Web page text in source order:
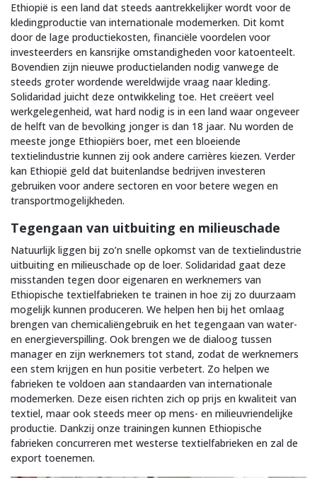
Ethiopië is een land dat steeds aantrekkelijker wordt voor de
kledingproductie van internationale modemerken. Dit komt
door de lage productiekosten, financiële voordelen voor
investeerders en kansrijke omstandigheden voor katoenteelt.
Bovendien zijn nieuwe productielanden nodig vanwege de
steeds groter wordende wereldwijde vraag naar kleding.
Solidaridad juicht deze ontwikkeling toe. Het creëert veel
werkgelegenheid, wat hard nodig is in een land waar ongeveer
de helft van de bevolking jonger is dan 18 jaar. Nu worden de
meeste jonge Ethiopiërs boer, met een bloeiende
textielindustrie kunnen zij ook andere carrières kiezen. Verder
kan Ethiopië geld dat buitenlandse bedrijven investeren
gebruiken voor andere sectoren en voor betere wegen en
transportmogelijkheden.
Tegengaan van uitbuiting en milieuschade
Natuurlijk liggen bij zo’n snelle opkomst van de textielindustrie
uitbuiting en milieuschade op de loer. Solidaridad gaat deze
misstanden tegen door eigenaren en werknemers van
Ethiopische textielfabrieken te trainen in hoe zij zo duurzaam
mogelijk kunnen produceren. We helpen hen bij het omlaag
brengen van chemicaliëngebruik en het tegengaan van water-
en energieverspilling. Ook brengen we de dialoog tussen
manager en zijn werknemers tot stand, zodat de werknemers
een stem krijgen en hun positie verbetert. Zo helpen we
fabrieken te voldoen aan standaarden van internationale
modemerken. Deze eisen richten zich op prijs en kwaliteit van
textiel, maar ook steeds meer op mens- en milieuvriendelijke
productie. Dankzij onze trainingen kunnen Ethiopische
fabrieken concurreren met westerse textielfabrieken en zal de
export toenemen.